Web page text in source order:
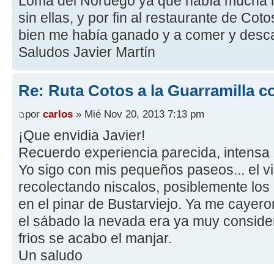
sin ellas, y por fin al restaurante de
bien me había ganado y a comer y
Saludos Javier Martín
Re: Ruta Cotos a la Guarramilla
por carlos » Mié Nov 20, 2013 7:13 pm
¡Que envidia Javier!
Recuerdo experiencia parecida,
Yo sigo con mis pequeños paseos... el
recolectando niscalos, posiblemente
en el pinar de Bustarviejo. Ya me
el sábado la nevada era ya muy
frios se acabo el manjar.
Un saludo